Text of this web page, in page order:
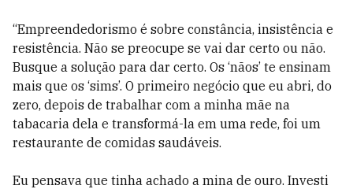
“Empreendedorismo é sobre constância, insistência e
resistência. Não se preocupe se vai dar certo ou não.
Busque a solução para dar certo. Os ‘nãos’ te ensinam
mais que os ‘sims’. O primeiro negócio que eu abri, do
zero, depois de trabalhar com a minha mãe na
tabacaria dela e transformá-la em uma rede, foi um
restaurante de comidas saudáveis.
Eu pensava que tinha achado a mina de ouro. Investi